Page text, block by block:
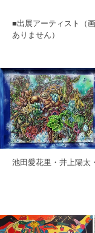
■出展アーティスト（
ありません）
池田愛花里・井上陽太